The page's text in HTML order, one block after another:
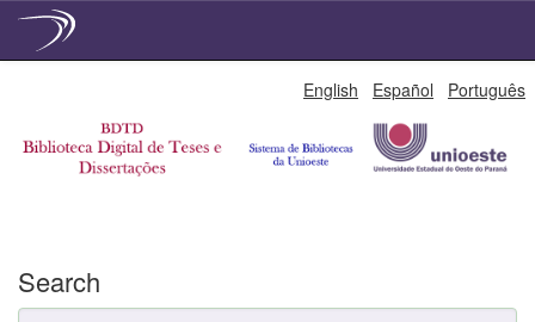
English Español Português
Search